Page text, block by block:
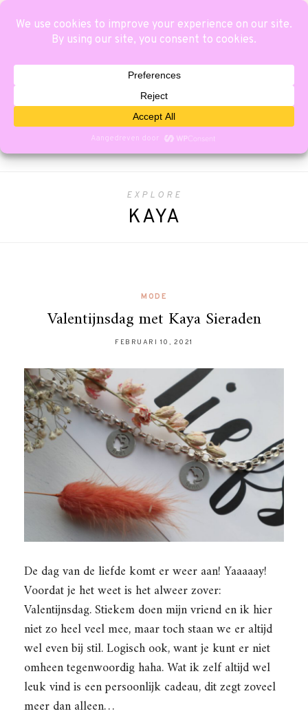
EXPLORE
KAYA
MODE
Valentijnsdag met Kaya Sieraden
FEBRUARI 10, 2021
De dag van de liefde komt er weer aan! Yaaaaay!
Voordat je het weet is het alweer zover:
Valentijnsdag. Stiekem doen mijn vriend en ik hier
niet zo heel veel mee, maar toch staan we er altijd
wel even bij stil. Logisch ook, want je kunt er niet
omheen tegenwoordig haha. Wat ik zelf altijd wel
leuk vind is een persoonlijk cadeau, dit zegt zoveel
meer dan alleen…